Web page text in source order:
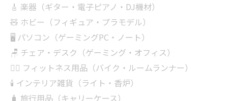
🎸 楽器（ギター・電子ピアノ・DJ機材）
🧸 ホビー（フィギュア・プラモデル）
🖥 パソコン（ゲーミングPC・ノート）
🪑 チェア・デスク（ゲーミング・オフィス）
🏋‍♂️ フィットネス用品（バイク・ルームランナー）
🕯 インテリア雑貨（ライト・香炉）
🧳 旅行用品（キャリーケース）